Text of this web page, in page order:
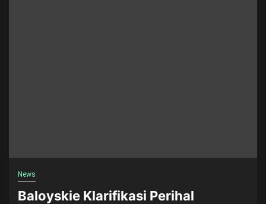
News
Baloyskie Klarifikasi Perihal